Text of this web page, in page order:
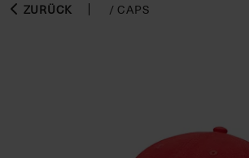
ZURÜCK / CAPS